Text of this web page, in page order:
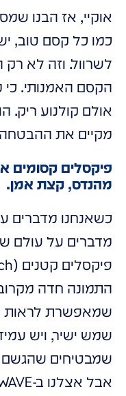
אוקיי, אז הבנו
כמו כל קסם טוב,
לשרוול. וזה לא
הקסם האמנותי. כי
אולם קולנוע ריק.
מקיים את
פיקסלים קסומים
מהנדס, קצת אמן.
כשאנחנו מדברים
מדברים על עולם
שמאפשרת לראות
שמבטיחים שהגשם